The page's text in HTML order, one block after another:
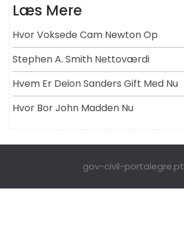
Læs Mere
Hvor Voksede Cam Newton Op
Stephen A. Smith Nettoværdi
Hvem Er Deion Sanders Gift Med Nu
Hvor Bor John Madden Nu
gov-civil-portalegre.pt